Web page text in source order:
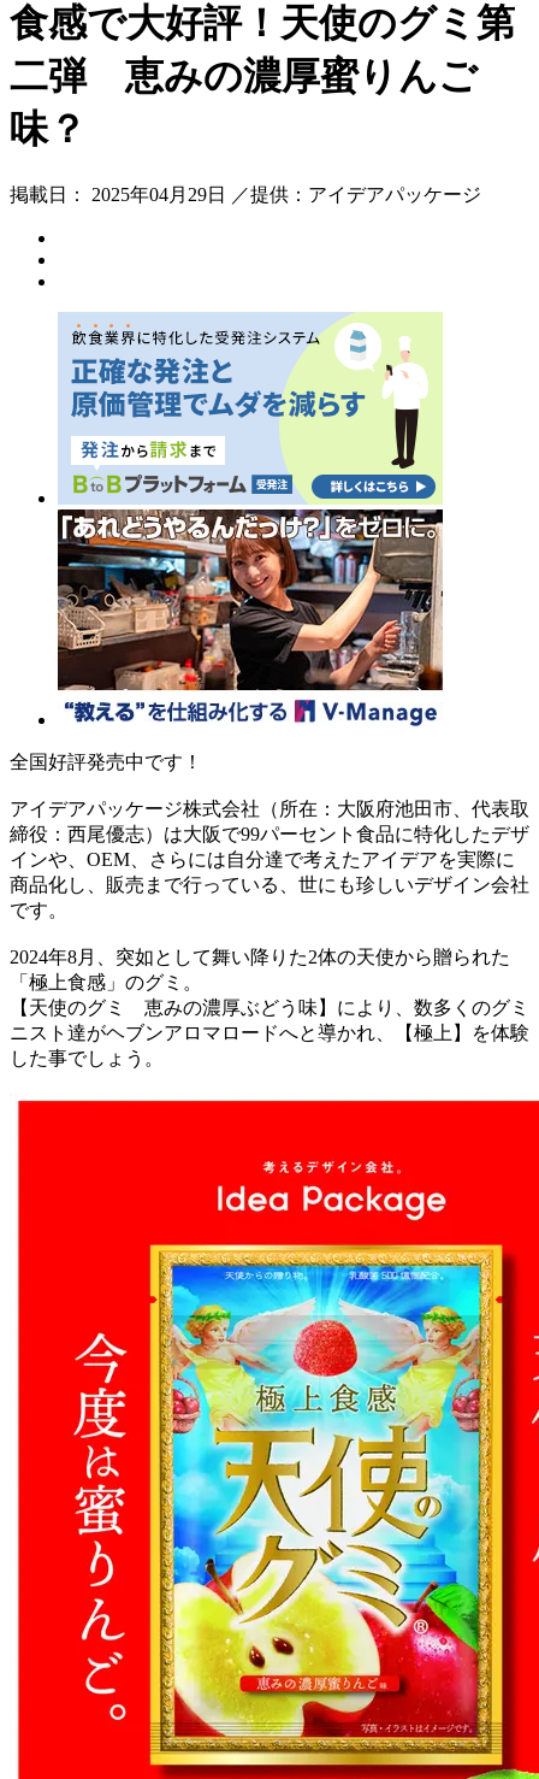
食感で大好評！天使のグミ第
二弾 恵みの濃厚蜜りんご
味？
掲載日： 2025年04月29日 ／提供：アイデアパッケージ
全国好評発売中です！
アイデアパッケージ株式会社（所在：大阪府池田市、代表取
締役：西尾優志）は大阪で99パーセント食品に特化したデザ
インや、OEM、さらには自分達で考えたアイデアを実際に
商品化し、販売まで行っている、世にも珍しいデザイン会社
です。
2024年8月、突如として舞い降りた2体の天使から贈られた
「極上食感」のグミ。
【天使のグミ 恵みの濃厚ぶどう味】により、数多くのグミ
ニスト達がヘブンアロマロードへと導かれ、【極上】を体験
した事でしょう。